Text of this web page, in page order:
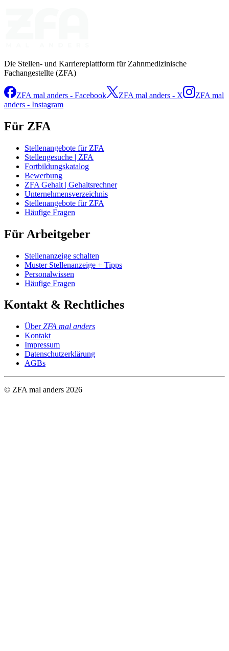
Die Stellen- und Karriereplattform für Zahnmedizinische
Fachangestellte (ZFA)
ZFA mal anders - Facebook ZFA mal anders - X
ZFA mal
anders - Instagram
Für ZFA
Stellenangebote für ZFA
Stellengesuche | ZFA
Fortbildungskatalog
Bewerbung
ZFA Gehalt | Gehaltsrechner
Unternehmensverzeichnis
Stellenangebote für ZFA
Häufige Fragen
Für Arbeitgeber
Stellenanzeige schalten
Muster Stellenanzeige + Tipps
Personalwissen
Häufige Fragen
Kontakt & Rechtliches
ÜberZFA mal anders
Kontakt
Impressum
Datenschutzerklärung
AGBs
© ZFA mal anders 2026